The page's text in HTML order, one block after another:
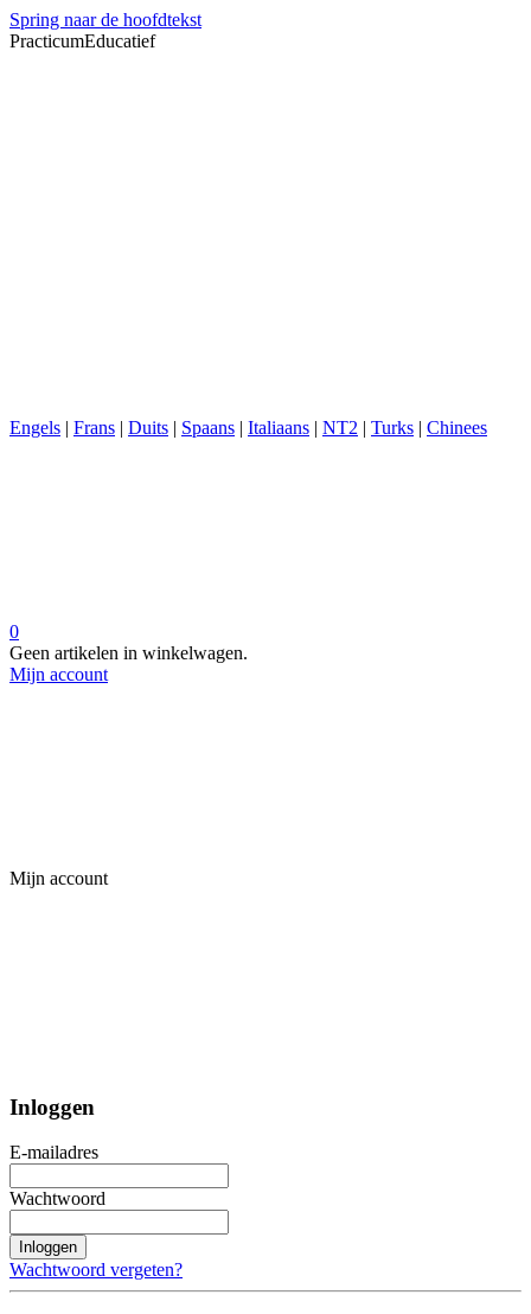
Spring naar de hoofdtekst
PracticumEducatief
Engels | Frans | Duits | Spaans | Italiaans | NT2 | Turks | Chinees
0
Geen artikelen in winkelwagen.
Mijn account
Mijn account
Inloggen
E-mailadres
Wachtwoord
Inloggen
Wachtwoord vergeten?